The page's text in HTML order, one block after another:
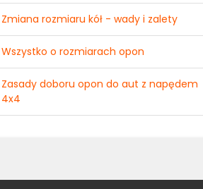
Zmiana rozmiaru kół - wady i zalety
Wszystko o rozmiarach opon
Zasady doboru opon do aut z napędem
4x4